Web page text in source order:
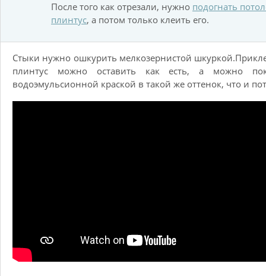
После того как отрезали, нужно подогнать
плинтус, а потом только клеить его.
Стыки нужно ошкурить мелкозернистой
плинтус можно оставить как есть, а можно
водоэмульсионной краской в такой же оттенок, что и